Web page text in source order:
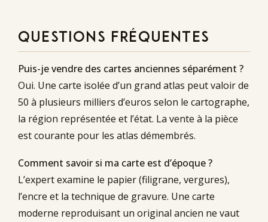
QUESTIONS FRÉQUENTES
Puis-je vendre des cartes anciennes séparément ?
Oui. Une carte isolée d’un grand atlas peut valoir de
50 à plusieurs milliers d’euros selon le cartographe,
la région représentée et l’état. La vente à la pièce
est courante pour les atlas démembrés.
Comment savoir si ma carte est d’époque ?
L’expert examine le papier (filigrane, vergures),
l’encre et la technique de gravure. Une carte
moderne reproduisant un original ancien ne vaut